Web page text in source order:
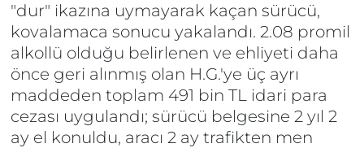
"dur" ikazına uymayarak kaçan sürücü,
kovalamaca sonucu yakalandı. 2.08 promil
alkollü olduğu belirlenen ve ehliyeti daha
önce geri alınmış olan H.G.'ye üç ayrı
maddeden toplam 491 bin TL idari para
cezası uygulandı; sürücü belgesine 2 yıl 2
ay el konuldu, aracı 2 ay trafikten men